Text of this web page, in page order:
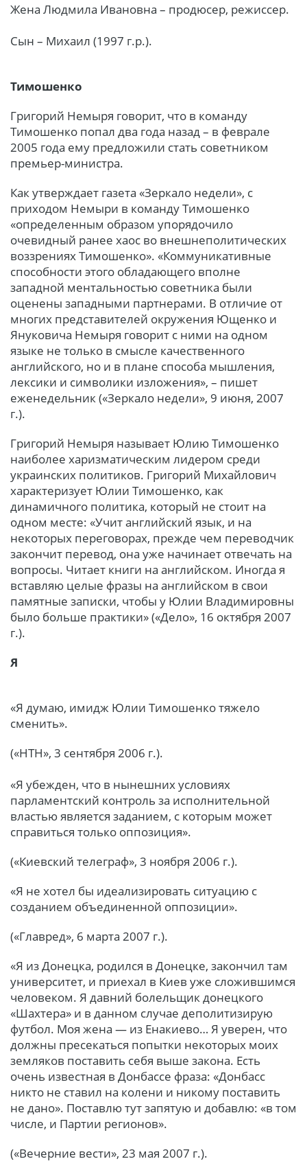
Жена Людмила Ивановна – продюсер, режиссер.
Сын – Михаил (1997 г.р.).
Тимошенко
Григорий Немыря говорит, что в команду
Тимошенко попал два года назад – в феврале
2005 года ему предложили стать советником
премьер-министра.
Как утверждает газета «Зеркало недели», с
приходом Немыри в команду Тимошенко
«определенным образом упорядочило
очевидный ранее хаос во внешнеполитических
воззрениях Тимошенко». «Коммуникативные
способности этого обладающего вполне
западной ментальностью советника были
оценены западными партнерами. В отличие от
многих представителей окружения Ющенко и
Януковича Немыря говорит с ними на одном
языке не только в смысле качественного
английского, но и в плане способа мышления,
лексики и символики изложения», – пишет
еженедельник («Зеркало недели», 9 июня, 2007
г.).
Григорий Немыря называет Юлию Тимошенко
наиболее харизматическим лидером среди
украинских политиков. Григорий Михайлович
характеризует Юлии Тимошенко, как
динамичного политика, который не стоит на
одном месте: «Учит английский язык, и на
некоторых переговорах, прежде чем переводчик
закончит перевод, она уже начинает отвечать на
вопросы. Читает книги на английском. Иногда я
вставляю целые фразы на английском в свои
памятные записки, чтобы у Юлии Владимировны
было больше практики» («Дело», 16 октября 2007
г.).
Я
«Я думаю, имидж Юлии Тимошенко тяжело
сменить».
(«НТН», 3 сентября 2006 г.).
«Я убежден, что в нынешних условиях
парламентский контроль за исполнительной
властью является заданием, с которым может
справиться только оппозиция».
(«Киевский телеграф», 3 ноября 2006 г.).
«Я не хотел бы идеализировать ситуацию с
созданием объединенной оппозиции».
(«Главред», 6 марта 2007 г.).
«Я из Донецка, родился в Донецке, закончил там
университет, и приехал в Киев уже сложившимся
человеком. Я давний болельщик донецкого
«Шахтера» и в данном случае деполитизирую
футбол. Моя жена — из Енакиево… Я уверен, что
должны пресекаться попытки некоторых моих
земляков поставить себя выше закона. Есть
очень известная в Донбассе фраза: «Донбасс
никто не ставил на колени и никому поставить
не дано». Поставлю тут запятую и добавлю: «в том
числе, и Партии регионов».
(«Вечерние вести», 23 мая 2007 г.).